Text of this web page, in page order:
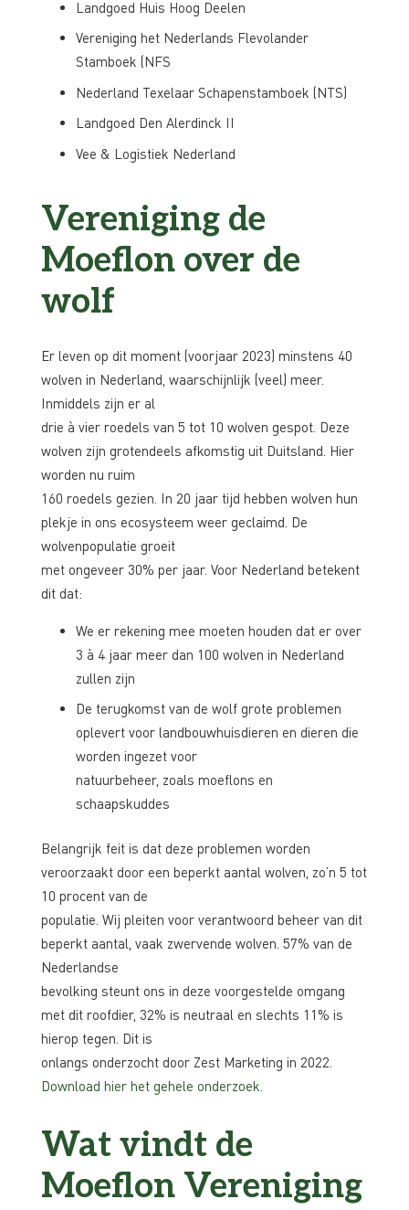
Landgoed Huis Hoog Deelen
Vereniging het Nederlands Flevolander
Stamboek (NFS
Nederland Texelaar Schapenstamboek (NTS)
Landgoed Den Alerdinck II
Vee & Logistiek Nederland
Vereniging de
Moeflon over de
wolf
Er leven op dit moment (voorjaar 2023) minstens 40
wolven in Nederland, waarschijnlijk (veel) meer.
Inmiddels zijn er al
drie à vier roedels van 5 tot 10 wolven gespot. Deze
wolven zijn grotendeels afkomstig uit Duitsland. Hier
worden nu ruim
160 roedels gezien. In 20 jaar tijd hebben wolven hun
plekje in ons ecosysteem weer geclaimd. De
wolvenpopulatie groeit
met ongeveer 30% per jaar. Voor Nederland betekent
dit dat:
We er rekening mee moeten houden dat er over
3 à 4 jaar meer dan 100 wolven in Nederland
zullen zijn
De terugkomst van de wolf grote problemen
oplevert voor landbouwhuisdieren en dieren die
worden ingezet voor
natuurbeheer, zoals moeflons en
schaapskuddes
Belangrijk feit is dat deze problemen worden
veroorzaakt door een beperkt aantal wolven, zo’n 5 tot
10 procent van de
populatie. Wij pleiten voor verantwoord beheer van dit
beperkt aantal, vaak zwervende wolven. 57% van de
Nederlandse
bevolking steunt ons in deze voorgestelde omgang
met dit roofdier, 32% is neutraal en slechts 11% is
hierop tegen. Dit is
onlangs onderzocht door Zest Marketing in 2022.
Download hier het gehele onderzoek.
Wat vindt de
Moeflon Vereniging